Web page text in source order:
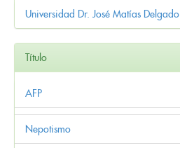
Universidad Dr. José Matías Delgado
Título
AFP
Nepotismo